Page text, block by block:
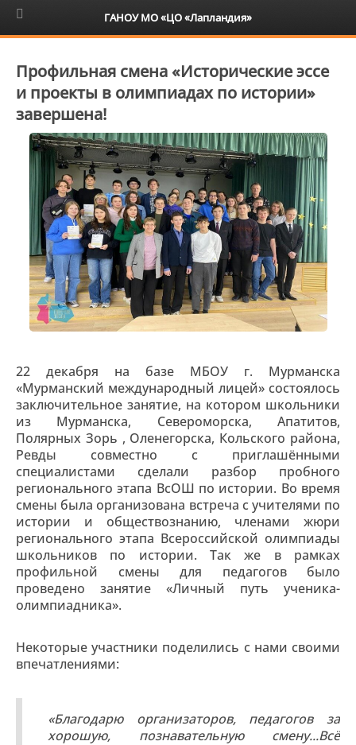
6+
Профильная смена «Исторические эссе
и проекты в олимпиадах по истории»
завершена!
22 декабря на базе МБОУ г. Мурманска
«Мурманский международный лицей» состоялось
заключительное занятие, на котором школьники
из Мурманска, Североморска, Апатитов,
Полярных Зорь , Оленегорска, Кольского района,
Ревды совместно с приглашёнными
специалистами сделали разбор пробного
регионального этапа ВсОШ по истории. Во время
смены была организована встреча с учителями по
истории и обществознанию, членами жюри
регионального этапа Всероссийской олимпиады
школьников по истории. Так же в рамках
профильной смены для педагогов было
проведено занятие «Личный путь ученика-
олимпиадника».
Некоторые участники поделились с нами своими
впечатлениями:
«Благодарю организаторов, педагогов за
хорошую, познавательную смену...Всё
ГАНОУ МО «ЦО «Лапландия»